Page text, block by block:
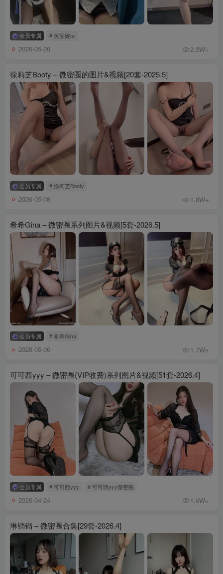
会员专属 # 兔宝妮to
2026-05-20 2.3W+
徐莉芝Booty – 微密圈的图片&视频[20套-2025.5]
会员专属 # 徐莉芝Booty
2026-05-08 1.8W+
希希Gina – 微密圈系列图片&视频[5套-2026.5]
会员专属 # 希希Gina
2026-05-06 1.7W+
可可西yyy – 微密圈(VIP收费)系列图片&视频[51套-2026.4]
会员专属 # 可可西yyy # 可可西yyy微密圈
2026-04-24 1.9W+
琳铛铛 – 微密圈合集[29套-2026.4]